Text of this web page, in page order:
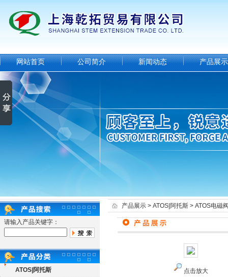
网站首页 公司简介 新闻动态 产品展示
请输入产品关键字：
ATOS|阿托斯
产品展示 > ATOS|阿托斯 > ATOS电磁
点击放大